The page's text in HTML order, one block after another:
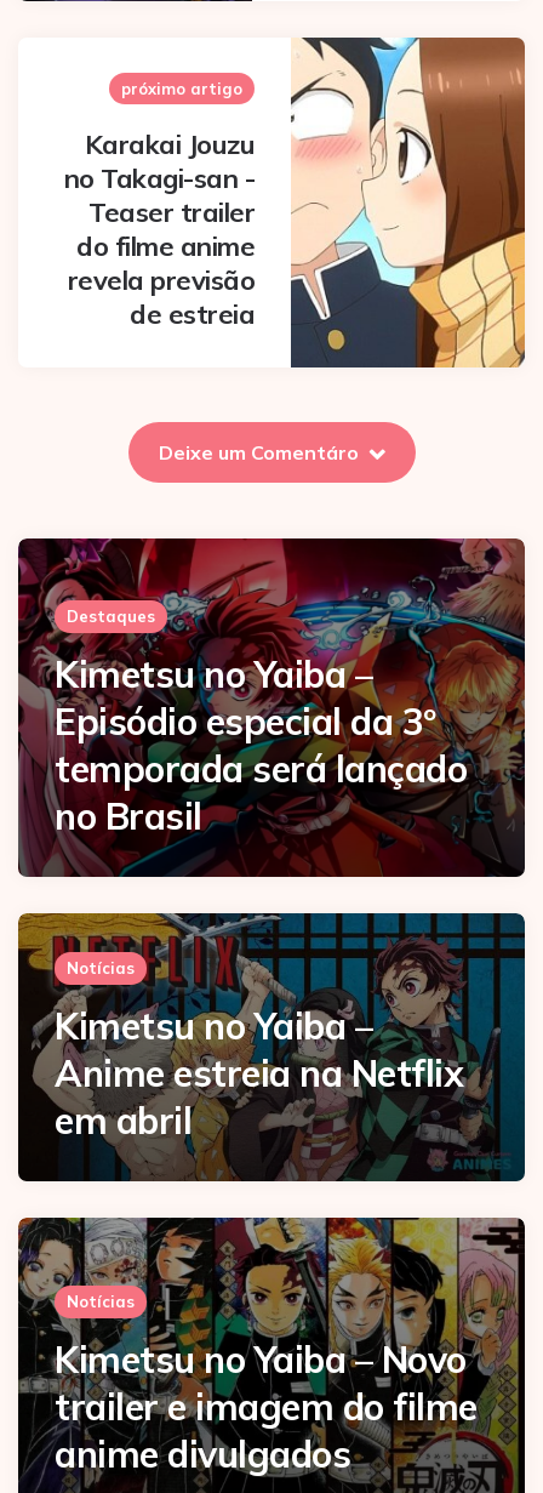
próximo artigo
Karakai Jouzu
no Takagi-san -
Teaser trailer
do filme anime
revela previsão
de estreia
Deixe um Comentáro
Destaques
Kimetsu no Yaiba –
Episódio especial da 3º
temporada será lançado
no Brasil
Notícias
Kimetsu no Yaiba –
Anime estreia na Netflix
em abril
Notícias
Kimetsu no Yaiba – Novo
trailer e imagem do filme
anime divulgados